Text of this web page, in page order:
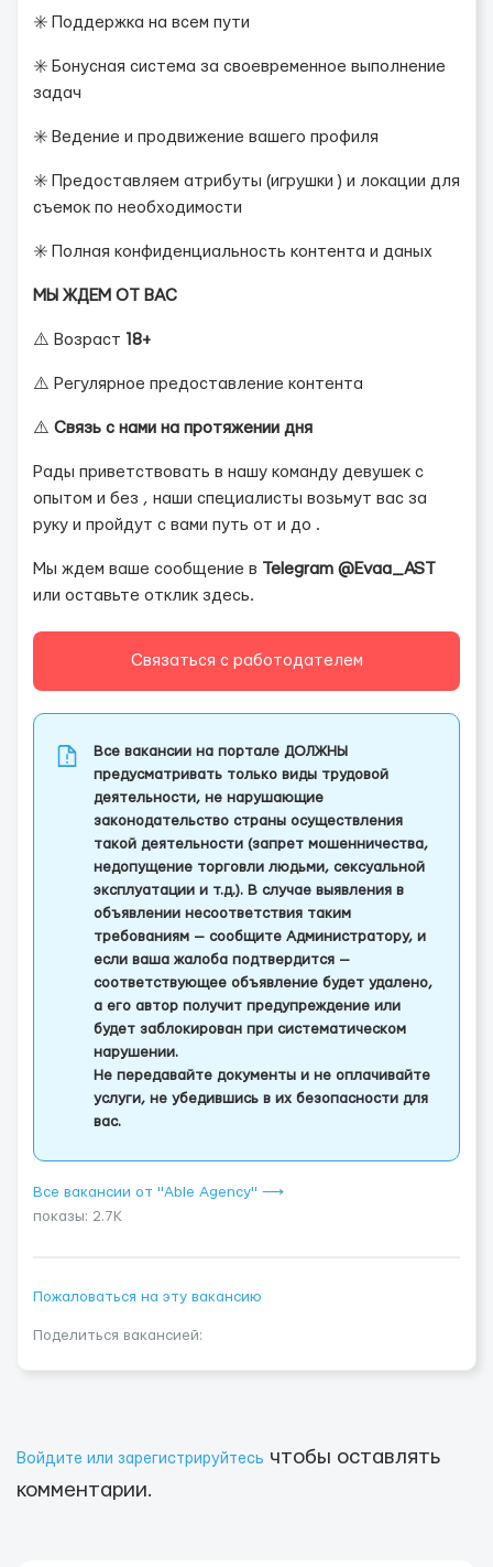
✳️ Поддержка на всем пути
✳️ Бонусная система за своевременное выполнение
задач
✳️ Ведение и продвижение вашего профиля
✳️ Предоставляем атрибуты (игрушки ) и локации для
съемок по необходимости
✳️ Полная конфиденциальность контента и даных
МЫ ЖДЕМ ОТ ВАС
⚠️ Возраст 18+
⚠️ Регулярное предоставление контента
⚠️ Связь с нами на протяжении дня
Рады приветствовать в нашу команду девушек с
опытом и без , наши специалисты возьмут вас за
руку и пройдут с вами путь от и до .
Мы ждем ваше сообщение в
Telegram @Evaa_AST
или оставьте отклик здесь.
Связаться с работодателем
Все вакансии на портале ДОЛЖНЫ
предусматривать только виды трудовой
деятельности, не нарушающие
законодательство страны осуществления
такой деятельности (запрет мошенничества,
недопущение торговли людьми, сексуальной
эксплуатации и т.д.). В случае выявления в
объявлении несоответствия таким
требованиям — сообщите Администратору, и
если ваша жалоба подтвердится —
соответствующее объявление будет удалено,
а его автор получит предупреждение или
будет заблокирован при систематическом
нарушении.
Не передавайте документы и не оплачивайте
услуги, не убедившись в их безопасности для
вас.
Все вакансии от "Able Agency" ⟶
показы: 2.7K
Пожаловаться на эту вакансию
Поделиться вакансией:
Войдите или зарегистрируйтесь чтобы оставлять
комментарии.